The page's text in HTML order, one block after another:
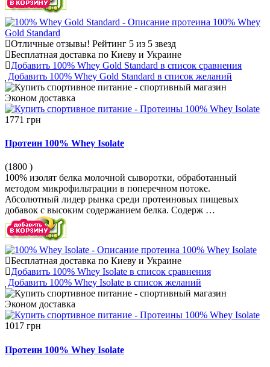
Отличные отзывы! Рейтинг 5 из 5 звезд
Бесплатная доставка по Киеву и Украине
Добавить 100% Whey Gold Standard в список сравнения
Добавить 100% Whey Gold Standard в список желаний
Эконом доставка
1771 грн
Протеин 100% Whey Isolate
(1800 )
100% изолят белка молочной сыворотки, обработанный
методом микрофильтрации в поперечном потоке.
Абсолютный лидер рынка среди протеиновых пищевых
добавок с высоким содержанием белка. Содерж …
Бесплатная доставка по Киеву и Украине
Добавить 100% Whey Isolate в список сравнения
Добавить 100% Whey Isolate в список желаний
Эконом доставка
1017 грн
Протеин 100% Whey Isolate